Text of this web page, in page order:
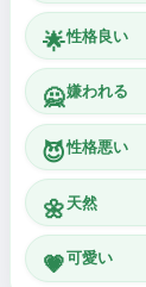
🌟性格良い
🙅嫌われる
😈性格悪い
🌼 天然
💗可愛い